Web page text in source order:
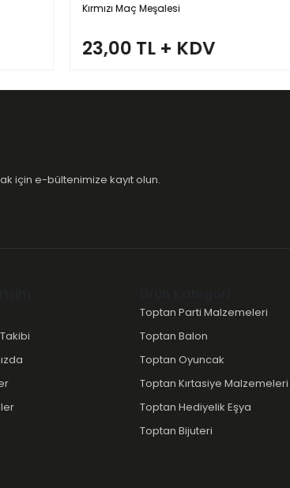
Kırmızı Maç Meşalesi
23,00 TL + KDV
için e-bültenimize kayıt olun.
Toptan Parti Malzemeleri
Toptan Balon
Toptan Oyuncak
Toptan Kırtasiye Malzemeleri
Toptan Hediyelik Eşya
Toptan Bijuteri